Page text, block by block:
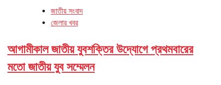
জাতীয় সংবাদ
জেলার খবর
আগামীকাল জাতীয় যুবশক্তির উদ্যোগে প্রথমবারের
মতো জাতীয় যুব সম্মেলন